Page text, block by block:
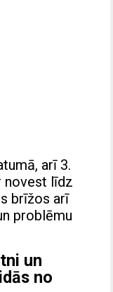
arī 3.
novest līdz
brīžos arī
problēmu
un
no